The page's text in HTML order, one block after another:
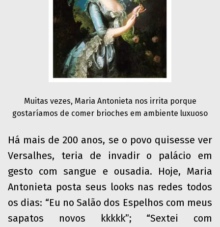
Muitas vezes, Maria Antonieta nos irrita porque
gostaríamos de comer brioches em ambiente luxuoso
Há mais de 200 anos, se o povo quisesse ver
Versalhes, teria de invadir o palácio em
gesto com sangue e ousadia. Hoje, Maria
Antonieta posta seus looks nas redes todos
os dias: “Eu no Salão dos Espelhos com meus
sapatos novos kkkkk”; “Sextei com